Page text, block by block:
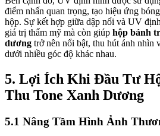
điểm nhấn quan trọng, tạo hiệu ứng
hộp. Sự kết hợp giữa dập nổi và UV
giá trị thẩm mỹ mà còn giúp hộp bánh
dương trở nên nổi bật, thu hút ánh nhìn
dưới nhiều góc độ khác nhau.
5. Lợi Ích Khi Đầu Tư
Thu Tone Xanh Dương
5.1 Nâng Tầm Hình Ảnh